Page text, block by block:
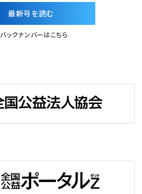
最新号を読む
バックナンバーはこちら